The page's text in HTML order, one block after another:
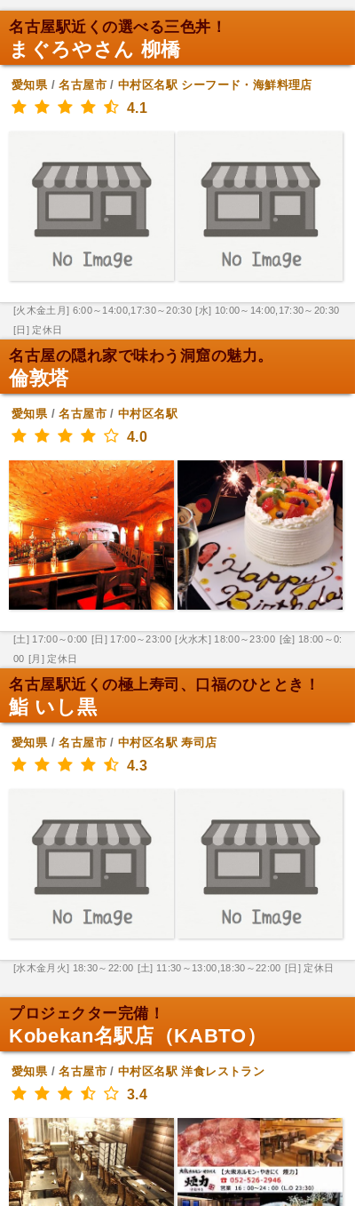
名古屋駅近くの選べる三色丼！
まぐろやさん 柳橋
愛知県/名古屋市/中村区名駅 シーフード・海鮮料理店
4.1
[火木金土月] 6:00～14:00,17:30～20:30 [水] 10:00～14:00,17:30～20:30
[日] 定休日
名古屋の隠れ家で味わう洞窟の魅力。
倫敦塔
愛知県/名古屋市/中村区名駅
4.0
[土] 17:00～0:00 [日] 17:00～23:00 [火水木] 18:00～23:00 [金] 18:00～0:
00 [月] 定休日
名古屋駅近くの極上寿司、口福のひととき！
鮨 いし黒
愛知県/名古屋市/中村区名駅 寿司店
4.3
[水木金月火] 18:30～22:00 [土] 11:30～13:00,18:30～22:00 [日] 定休日
プロジェクター完備！
Kobekan名駅店（KABTO）
愛知県/名古屋市/中村区名駅 洋食レストラン
3.4